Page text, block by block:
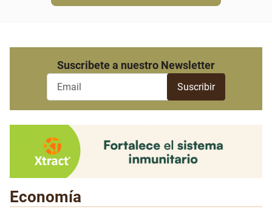
Suscribete a nuestro Newsletter
Economía